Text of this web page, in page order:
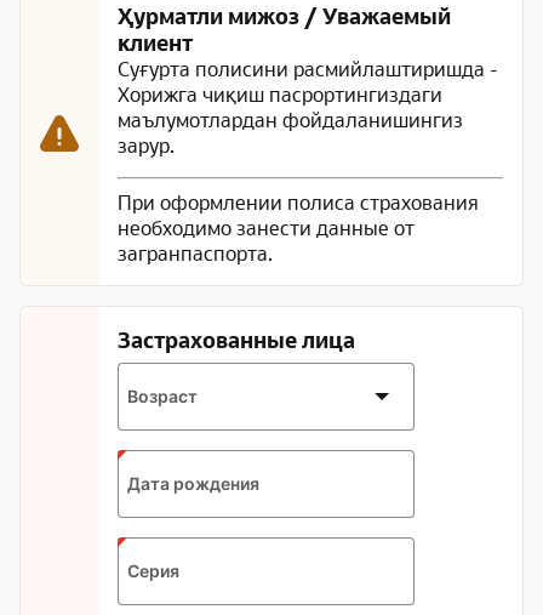
Ҳурматли мижоз / Уважаемый
клиент
Суғурта полисини расмийлаштиришда -
Хорижга чиқиш пасрортингиздаги
маълумотлардан фойдаланишингиз
зарур.
При оформлении полиса страхования
необходимо занести данные от
загранпаспорта.
Застрахованные лица
Возраст
Дата рождения
Expected
format:
DD.MM.YYYY
Серия